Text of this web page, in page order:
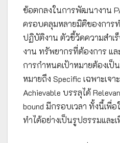
ข้อตกลงในการพัฒนางาน
ครอบคลุมหลายมิติของการ
ปฏิบัติงาน ตัวชี้วัดความสำเ
งาน ทรัพยากรที่ต้องการ แล
การกำหนดเป้าหมายต้องเป็
หมายถึง Specific เฉพาะเจา
Achievable บรรลุได้
bound มีกรอบเวลา ทั้งนี้เพื่
ทำได้อย่างเป็นรูปธรรมและ